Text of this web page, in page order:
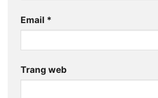
Email *
Trang web